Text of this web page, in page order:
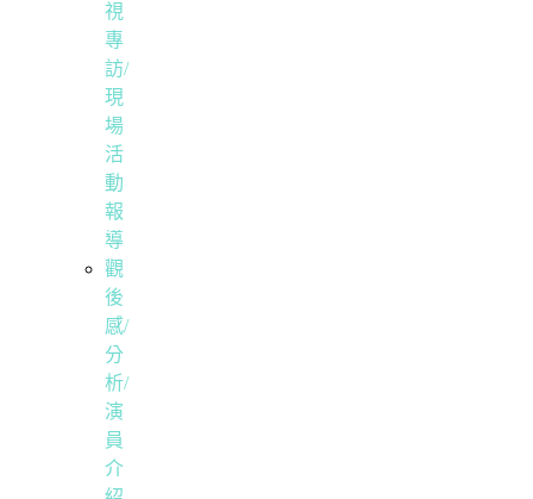
視
專
訪/
現
場
活
動
報
導
觀
後
感/
分
析/
演
員
介